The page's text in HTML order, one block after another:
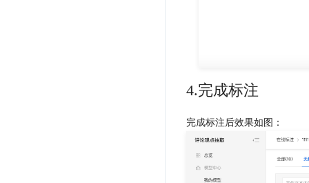
4.完成标注
完成标注后效果如图：